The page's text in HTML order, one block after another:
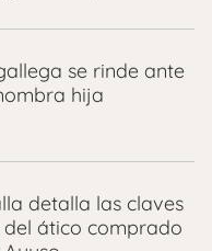
se rinde ante
hija
detalla las claves
ático comprado